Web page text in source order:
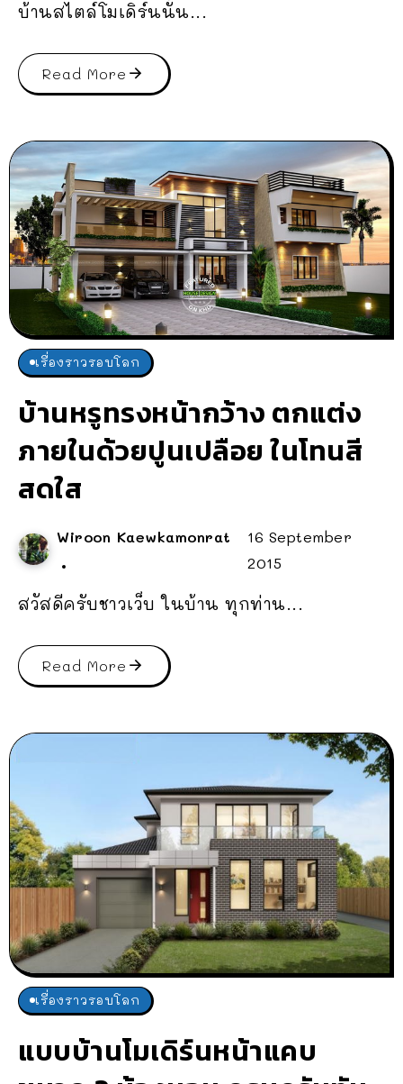
บ้านสไตล์โมเดิร์นนั้น...
Read More
เรื่องราวรอบโลก
บ้านหรูทรงหน้ากว้าง ตกแต่ง
ภายในด้วยปูนเปลือย ในโทนสี
สดใส
Wiroon Kaewkamonrat
16 September
2015
สวัสดีครับชาวเว็บ ในบ้าน ทุกท่าน...
Read More
เรื่องราวรอบโลก
แบบบ้านโมเดิร์นหน้าแคบ